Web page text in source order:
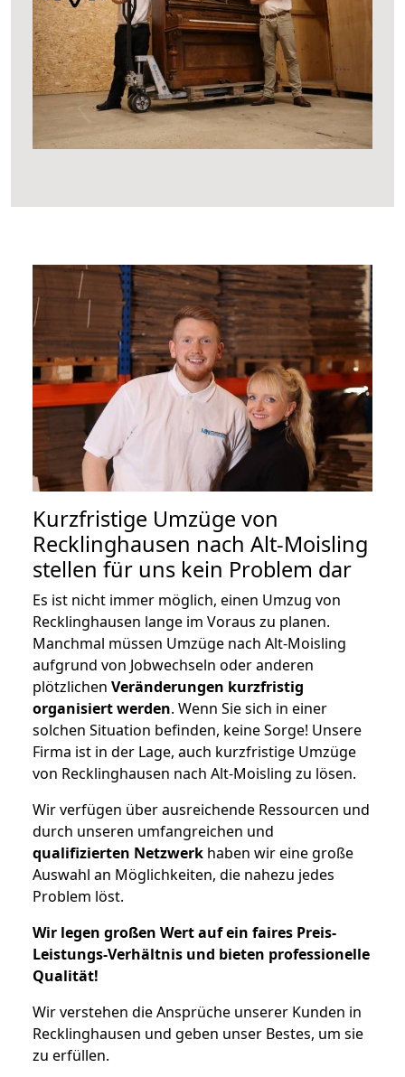
Kurzfristige Umzüge von
Recklinghausen nach Alt-Moisling
stellen für uns kein Problem dar
Es ist nicht immer möglich, einen Umzug von
Recklinghausen lange im Voraus zu planen.
Manchmal müssen Umzüge nach Alt-Moisling
aufgrund von Jobwechseln oder anderen
plötzlichen Veränderungen kurzfristig
organisiert werden. Wenn Sie sich in einer
solchen Situation befinden, keine Sorge! Unsere
Firma ist in der Lage, auch kurzfristige Umzüge
von Recklinghausen nach Alt-Moisling zu lösen.
Wir verfügen über ausreichende Ressourcen und
durch unseren umfangreichen und
qualifizierten Netzwerk haben wir eine große
Auswahl an Möglichkeiten, die nahezu jedes
Problem löst.
Wir legen großen Wert auf ein faires Preis-
Leistungs-Verhältnis und bieten professionelle
Qualität!
Wir verstehen die Ansprüche unserer Kunden in
Recklinghausen und geben unser Bestes, um sie
zu erfüllen.